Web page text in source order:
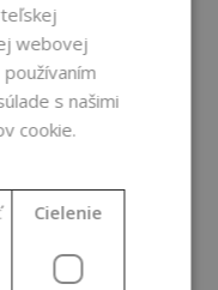
webovej
s našimi
cookie.
Cielenie